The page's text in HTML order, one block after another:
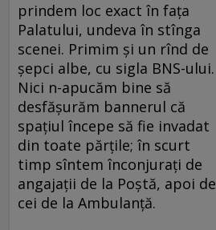
prindem loc exact în faţa
Palatului, undeva în stînga
scenei. Primim şi un rînd de
şepci albe, cu sigla BNS-ului.
Nici n-apucăm bine să
desfăşurăm bannerul că
spaţiul începe să fie invadat
din toate părţile; în scurt
timp sîntem înconjuraţi de
angajaţii de la Poştă, apoi de
cei de la Ambulanţă.